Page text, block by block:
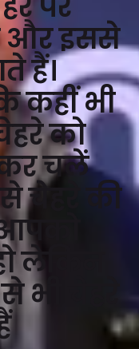
और इससे
हैं।
कहीं भी
को
चलें
चेहरे की
लेकिन
भी चेहरे